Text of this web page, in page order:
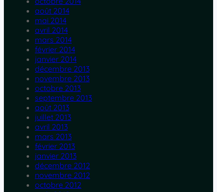
août 2014
mai 2014
avril 2014
mars 2014
février 2014
janvier 2014
décembre 2013
novembre 2013
octobre 2013
septembre 2013
août 2013
juillet 2013
avril 2013
mars 2013
février 2013
janvier 2013
décembre 2012
novembre 2012
octobre 2012